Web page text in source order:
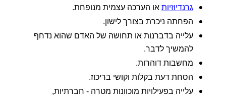
גרנדיוזיות או הערכה עצמית מנופחת.
הפחתה ניכרת בצורך לישון.
עלייה בדברנות או תחושה של האדם שהוא נדחף
להמשיך לדבר.
מחשבות דוהרות.
הסחת דעת בקלות וקושי בריכוז.
עלייה בפעילויות מוכוונות מטרה - חברתיות,